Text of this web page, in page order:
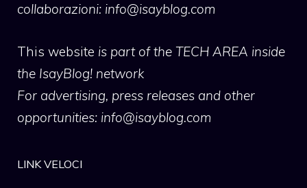
collaborazioni: info@isayblog.com
This website is part of the TECH AREA inside
the IsayBlog! network
For advertising, press releases and other
opportunities: info@isayblog.com
LINK VELOCI